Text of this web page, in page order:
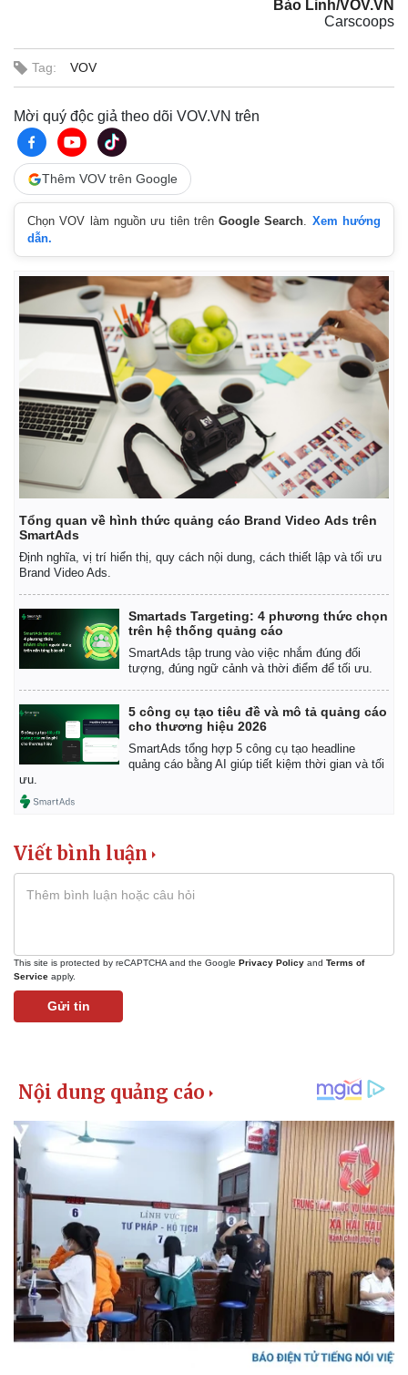
Kinh tế
Bất động sản
Khởi nghiệp
Thị trường
Giá vàng
Tiêu dùng
Chứng khoán
Pháp luật
Vụ án
Quân sự - Quốc phòng
Vũ khí
Việt Nam
Bảo Linh/VOV.VN
Carscoops
Tag: VOV
Mời quý độc giả theo dõi VOV.VN trên
Thêm VOV trên Google
Chọn VOV làm nguồn ưu tiên trênGoogle Search. Xem hướng
dẫn.
Tổng quan về hình thức quảng cáo Brand Video Ads trên
SmartAds
Định nghĩa, vị trí hiển thị, quy cách nội dung, cách thiết lập và tối ưu
Brand Video Ads.
Smartads Targeting: 4 phương thức chọn
trên hệ thống quảng cáo
SmartAds tập trung vào việc nhắm đúng đối
tượng, đúng ngữ cảnh và thời điểm để tối ưu.
5 công cụ tạo tiêu đề và mô tả quảng cáo
cho thương hiệu 2026
SmartAds tổng hợp 5 công cụ tạo headline
quảng cáo bằng AI giúp tiết kiệm thời gian và tối
ưu.
Viết bình luận
This site is protected by reCAPTCHA and the Google Privacy Policy and Terms of
Service apply.
Gửi tin